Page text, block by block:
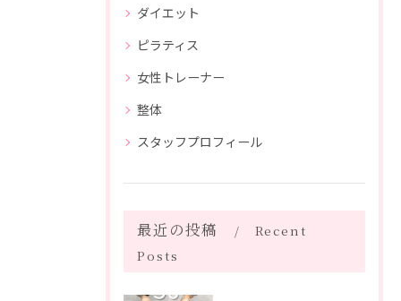
ダイエット
ピラティス
女性トレーナー
整体
スタッフプロフィール
最近の投稿
Recent
Posts